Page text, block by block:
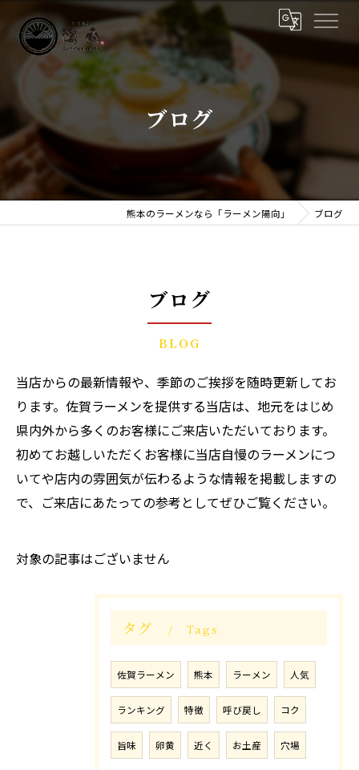
ブログ
熊本のラーメンなら「ラーメン陽向」 ブログ
ブログ
BLOG
当店からの最新情報や、季節のご挨拶を随時更新してお
ります。佐賀ラーメンを提供する当店は、地元をはじめ
県内外から多くのお客様にご来店いただいております。
初めてお越しいただくお客様に当店自慢のラーメンにつ
いてや店内の雰囲気が伝わるような情報を掲載しますの
で、ご来店にあたっての参考としてぜひご覧ください。
対象の記事はございません
タグ Tags
佐賀ラーメン 熊本 ラーメン 人気
ランキング 特徴 呼び戻し コク
旨味 卵黄 近く お土産 穴場